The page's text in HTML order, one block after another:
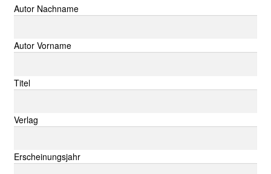
Suche nach:
Autor Nachname
Autor Vorname
Titel
Verlag
Erscheinungsjahr